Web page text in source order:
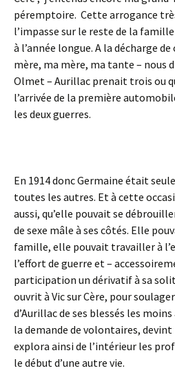
péremptoire. Cette arrogance
l’impasse sur le reste de la
à l’année longue. A la décharge
mère, ma mère, ma tante – nous
Olmet – Aurillac prenait trois ou
l’arrivée de la première
les deux guerres.
En 1914 donc Germaine était
toutes les autres. Et à cette
aussi, qu’elle pouvait se
de sexe mâle à ses côtés. Elle
famille, elle pouvait travailler à
l’effort de guerre et –
participation un dérivatif à sa
ouvrit à Vic sur Cère, pour
d’Aurillac de ses blessés les
la demande de volontaires,
explora ainsi de l’intérieur les
le début d’une autre vie.